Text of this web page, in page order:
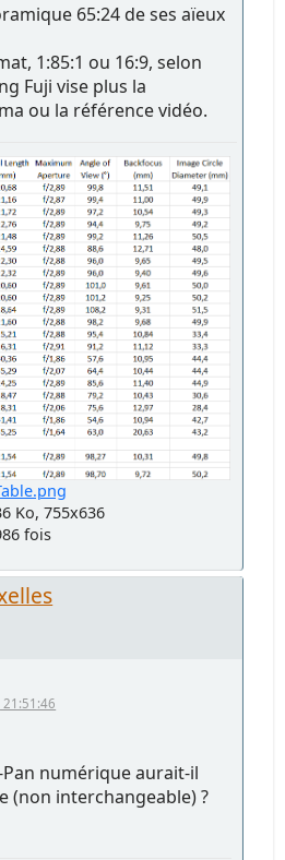
65:24 de ses aïeux
1:85:1 ou 16:9, selon
Fuji vise plus la
ou la référence vidéo.
Ko, 755x636
fois
21:51:46
numérique aurait-il
(non interchangeable) ?